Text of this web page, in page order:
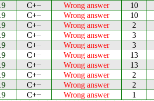
C++ Wrong answer 10
C++ Wrong answer 10
C++ Wrong answer 2
C++ Wrong answer 3
C++ Wrong answer 3
C++ Wrong answer 13
C++ Wrong answer 13
C++ Wrong answer 2
C++ Wrong answer 2
C++ Wrong answer 1